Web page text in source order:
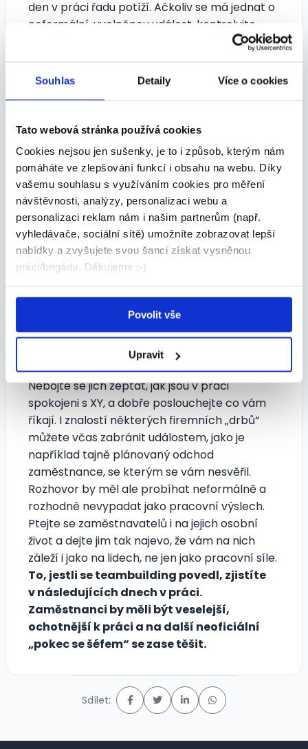
Souhlas Detaily Více o cookies
Tato webová stránka používá cookies
Cookies nejsou jen sušenky, je to i způsob, kterým nám
pomáháte ve zlepšování funkcí i obsahu na webu. Díky
vašemu souhlasu s využíváním cookies pro měření
návštěvnosti, analýzy, personalizaci webu a
personalizaci reklam nám i našim partnerům (např.
vyhledávače, sociální sítě) umožníte zobrazovat lepší
nabídky a zvyšujete svou šanci získat vysněnou
práci/brigádu. Děkujeme :-)
Povolit vše
Upravit
den v práci řadu potíží. Ačkoliv se má jednat o
neformální, uvolněnou událost, kontrolujte
množství požitého alkoholu. Zaměstnanci by
zbytečně byste si tak do budoucna před nimi
Tykání a vykání
Na neoficiálních pracovních akcích si začnou
pracovníci často tykat, to je zcela v pořádku.
Dejte si však pozor, abyste nenabídli nebo
nedovolili pod vlivem alkoholu tykání s někým,
s kým si nechcete tykat nadále další dny
v práci. Bylo by opravdu nevhodné večer opile
tančit se svým podřízeným a hovořit jako staří
přátelé a další den ráno mu říci dobrý den.
Neoficiální atmosféru můžete využít také
k tomu, abyste si více pohovořili se svými
zaměstnanci a zjistili, co je trápí. U stolu se
skleničkou dobrého vína budou jistě
upřímnější než v kanceláři „na koberečku“.
Nebojte se jich zeptat, jak jsou v práci
spokojeni s XY, a dobře poslouchejte co vám
říkají. I znalostí některých firemních „drbů“
můžete včas zabránit událostem, jako je
například tajně plánovaný odchod
zaměstnance, se kterým se vám nesvěřil.
Rozhovor by měl ale probíhat neformálně a
rozhodně nevypadat jako pracovní výslech.
Ptejte se zaměstnavatelů i na jejich osobní
život a dejte jim tak najevo, že vám na nich
záleží i jako na lidech, ne jen jako pracovní síle.
To, jestli se teambuilding povedl, zjistíte
v následujících dnech v práci.
Zaměstnanci by měli být veselejší,
ochotnější k práci a na další neoficiální
„pokec se šéfem“ se zase těšit.
Sdílet: